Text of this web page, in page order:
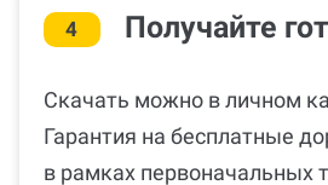
4 Получайте
Скачать можно в личном
Гарантия на бесплатные
в рамках первоначальных